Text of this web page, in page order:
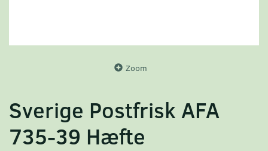
Zoom
Sverige Postfrisk AFA
735-39 Hæfte